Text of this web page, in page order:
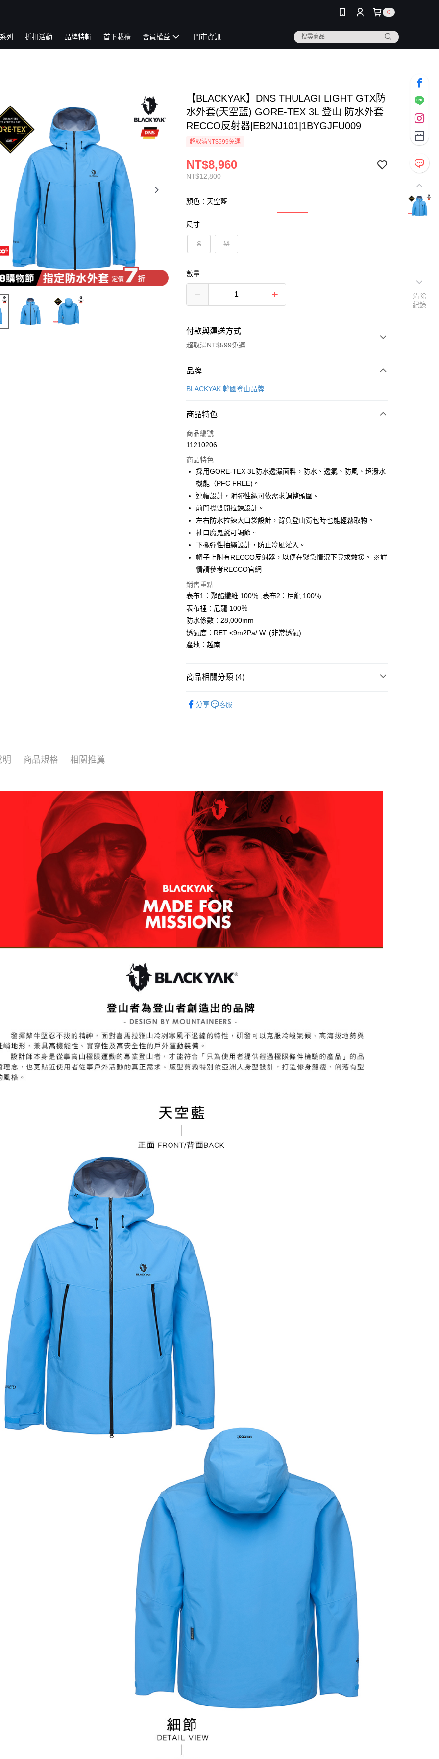
0
列 折扣活動 品牌特輯 首下載禮 會員權益 門市資訊
【BLACKYAK】DNS THULAGI LIGHT GTX防
水外套(天空藍) GORE-TEX 3L 登山 防水外套
RECCO反射器|EB2NJ101|1BYGJFU009
超取滿NT$599免運
NT$12,800
NT$8,960
顏色：天空藍
尺寸
S M
數量
付款與運送方式
超取滿NT$599免運
付款方式
信用卡一次付款
Apple Pay
街口支付
悠遊付
Google Pay
全盈+PAY
AFTEE先享後付
相關說明
【關於「AFTEE先享後付」】
便利好安心！
１．簡單：不需註冊會員、不需綁卡、不需儲值。
２．便利：只要手機號碼，簡訊認證，即可結帳。
３．安心：先確認商品／服務後，再付款。
【「AFTEE先享後付」結帳流程】
１．於結帳方式選擇「AFTEE先享後付」後，將跳轉至「AFTEE先享後
付」結帳頁面，進行簡訊認證並確認金額後，即可完成結帳。
２．訂單成立數日內，您將收到繳費通知簡訊。
絡購買商品的店家。未經商家同意取消之訂單仍視為有效，需透過AFTEE
是否繳費成功／繳費後需取消欲退款等相關疑問，請聯繫「AFTEE先享後
「AFTEE先享後付」，若未經同意申辦者引起之損失，本公司不負相關責
任。
４．使用「AFTEE先享後付」時，將依據個別帳號之用戶狀況，依本公司
即時審查核予不同之上限額度；若仍有額度不足之情形，本公司將視審查
結果請求用戶進行身份認證。
５．嚴禁一人註冊多個帳號或使用他人資訊註冊。若發現惡意使用之情
形，恩沛科技股份有限公司將有權停止該用戶之使用額度並採取法律行
動。
ATM付款
運送方式
全家取貨付款
每筆NT$60，滿NT$599(含以上)免運費
付款後全家取貨
萊爾富取貨付款
付款後萊爾富取貨
宅配
每筆NT$70，滿NT$799(含以上)免運費
品牌
BLACKYAK 韓國登山品牌
商品特色
商品編號
11210206
商品特色
採用GORE-TEX 3L防水透濕面料，防水、透氣、防風、超潑水
機能（PFC FREE)。
連帽設計，附彈性繩可依需求調整頭圍。
前門襟雙開拉鍊設計。
左右防水拉鍊大口袋設計，背負登山背包時也能輕鬆取物。
袖口魔鬼氈可調節。
下擺彈性抽繩設計，防止冷風灌入。
帽子上附有RECCO反射器，以便在緊急情況下尋求救援。 ※詳
情請參考RECCO官網
銷售重點
表布1：聚酯纖維 100％ ,表布2：尼龍 100％
表布裡：尼龍 100％
防水係數：28,000mm
透氣度：RET <9m2Pa/ W. (非常透氣)
產地：越南
商品相關分類 (4)
分享 客服
明 商品規格 相關推薦
清除
紀錄